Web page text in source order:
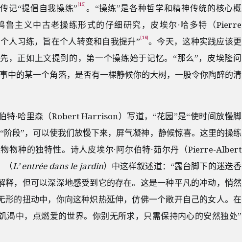
记“提倡自我操练”[15]。“操练”是各种哲学和精神传统的核心概
鲁主义中古老操练形式的仔细研究，皮埃尔∙哈多特（Pierre
人习练，旨在个人转变和自我提升”[16]。今天，这种实践应该更
，正如上文提到的，第一个操练始于记忆。“那么”，皮埃隆问
中的某一个角落，是否有一棵静候你的大树，一股令你陶醉的清
特∙哈里森（Robert Harrison）写道，“花园”是“使时间放慢脚
段”，可以使我们放慢下来，屏气凝神，静候惊喜。这里的操练
物种的独特性。诗人皮埃尔∙阿尔伯特∙茹尔丹（Pierre-Albert
（L’ entrée dans le jardin）中这样叙述道：“露台脚下的迷迭香
释，但可以深深地感受到它的存在。这是一种平凡的冲动，悄然
形的扭动中，你向这种炽热延伸，仿佛一个敞开自己的女人。在
渴中，点燃爱的世界。你别无所求，只需保持内心的安然独处”